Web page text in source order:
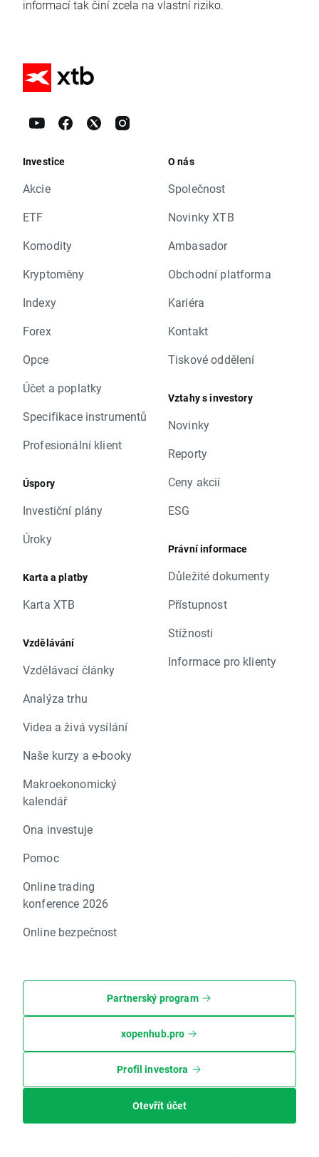
informací tak činí zcela na vlastní riziko.
Investice
Akcie
ETF
Komodity
Kryptoměny
Indexy
Forex
Opce
Účet a poplatky
Specifikace instrumentů
Profesionální klient
Úspory
Investiční plány
Úroky
Karta a platby
Karta XTB
Vzdělávání
Vzdělávací články
Analýza trhu
Videa a živá vysílání
Naše kurzy a e-booky
Makroekonomický
kalendář
Ona investuje
Pomoc
Online trading
konference 2026
Online bezpečnost
O nás
Společnost
Novinky XTB
Ambasador
Obchodní platforma
Kariéra
Kontakt
Tiskové oddělení
Vztahy s investory
Novinky
Reporty
Ceny akcií
ESG
Právní informace
Důležité dokumenty
Přístupnost
Stížnosti
Informace pro klienty
Partnerský program
xopenhub.pro
Profil investora
Otevřít účet